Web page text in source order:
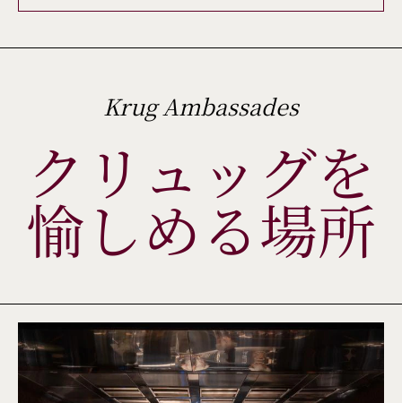
Krug Ambassades
クリュッグを
愉しめる場所